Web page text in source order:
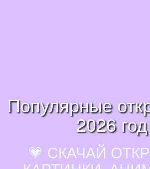
Популярные
2026 год
💗 СКАЧАЙ